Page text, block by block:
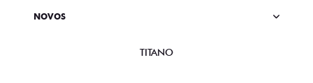
NOVOS
TITANO